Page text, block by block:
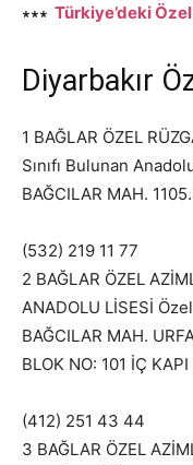
∗∗∗ Türkiye’deki
Diyarbakır
1 BAĞLAR ÖZEL
Sınıfı Bulunan
BAĞCILAR MAH.
(532) 219 11 77
2 BAĞLAR ÖZEL
ANADOLU LİSESİ
BAĞCILAR MAH.
BLOK NO: 101 İÇ
(412) 251 43 44
3 BAĞLAR ÖZEL